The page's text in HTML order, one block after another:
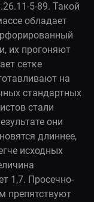
5-89. Такой
обладает
их прогоняют
сетке
на
стандартных
стали
они
длиннее,
исходных
1,7. Просечно-
препятствуют